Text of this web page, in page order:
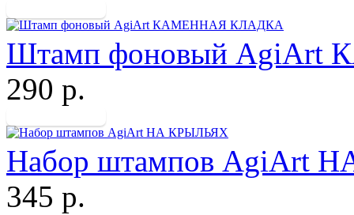
Штамп фоновый
290 р.
Набор штампов AgiArt
345 р.